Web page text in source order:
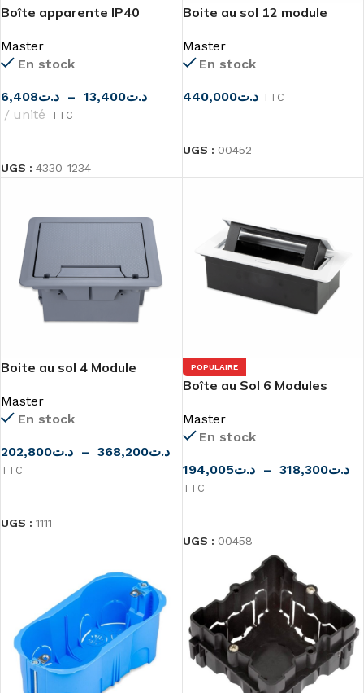
Boîte apparente IP40
Master
En stock
د.ت6,408 – د.ت13,400
unité TTC
UGS : 4330-1234
Boite au sol 12 module
Master
En stock
د.ت440,000
TTC
UGS : 00452
Boite au sol 4 Module
Master
En stock
د.ت202,800 – د.ت368,200
TTC
UGS : 1111
POPULAIRE
Boîte au Sol 6 Modules
Master
En stock
د.ت194,005 – د.ت318,300
TTC
UGS : 00458